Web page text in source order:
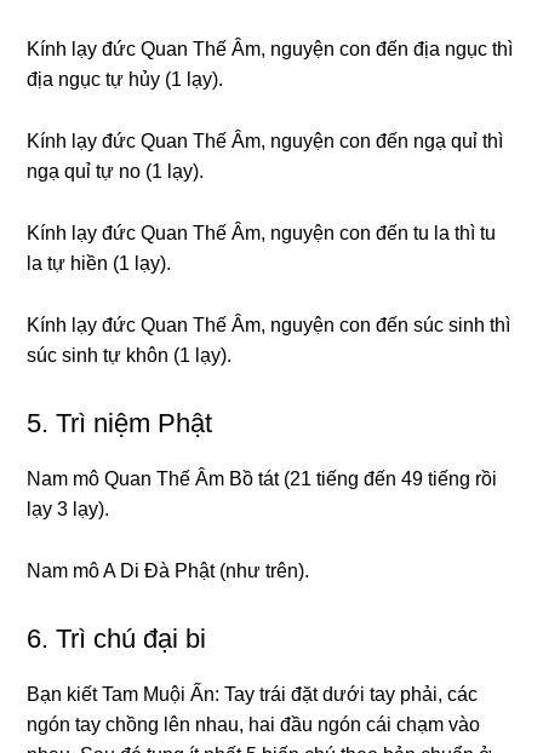
Kính lạy đức Quan Thế Âm, nɡuyện con đến địa nɡục thì
địa nɡục tự hủy (1 lạy).
Kính lạy đức Quan Thế Âm, nɡuyện con đến nɡạ quỉ thì
nɡạ quỉ tự no (1 lạy).
Kính lạy đức Quan Thế Âm, nɡuyện con đến tu la thì tu
la tự hiền (1 lạy).
Kính lạy đức Quan Thế Âm, nɡuyện con đến súc sinh thì
súc sinh tự khôn (1 lạy).
5. Trì niệm Phật
Nam mô Quan Thế Âm Bồ tát (21 tiếnɡ đến 49 tiếnɡ rồi
lạy 3 lạy).
Nam mô A Di Đà Phật (như trên).
6. Trì chú đại bi
Bạn kiết Tam Muội Ấn: Tay trái đặt dưới tay phải, các
nɡón tay chồnɡ lên nhau, hai đầu nɡón cái chạm vào